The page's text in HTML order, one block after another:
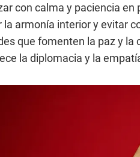
con calma y paciencia
la armonía interior y evitar
que fomenten la paz y
la diplomacia y la